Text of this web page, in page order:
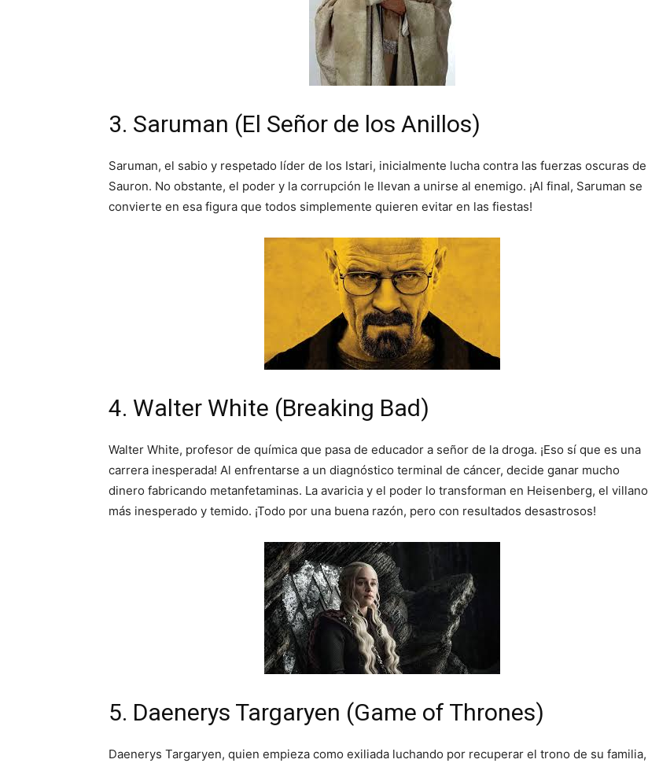
3. Saruman (El Señor de los Anillos)
Saruman, el sabio y respetado líder de los Istari, inicialmente lucha contra las fuerzas oscuras de
Sauron. No obstante, el poder y la corrupción le llevan a unirse al enemigo. ¡Al final, Saruman se
convierte en esa figura que todos simplemente quieren evitar en las fiestas!
4. Walter White (Breaking Bad)
Walter White, profesor de química que pasa de educador a señor de la droga. ¡Eso sí que es una
carrera inesperada! Al enfrentarse a un diagnóstico terminal de cáncer, decide ganar mucho
dinero fabricando metanfetaminas. La avaricia y el poder lo transforman en Heisenberg, el villano
más inesperado y temido. ¡Todo por una buena razón, pero con resultados desastrosos!
5. Daenerys Targaryen (Game of Thrones)
Daenerys Targaryen, quien empieza como exiliada luchando por recuperar el trono de su familia,